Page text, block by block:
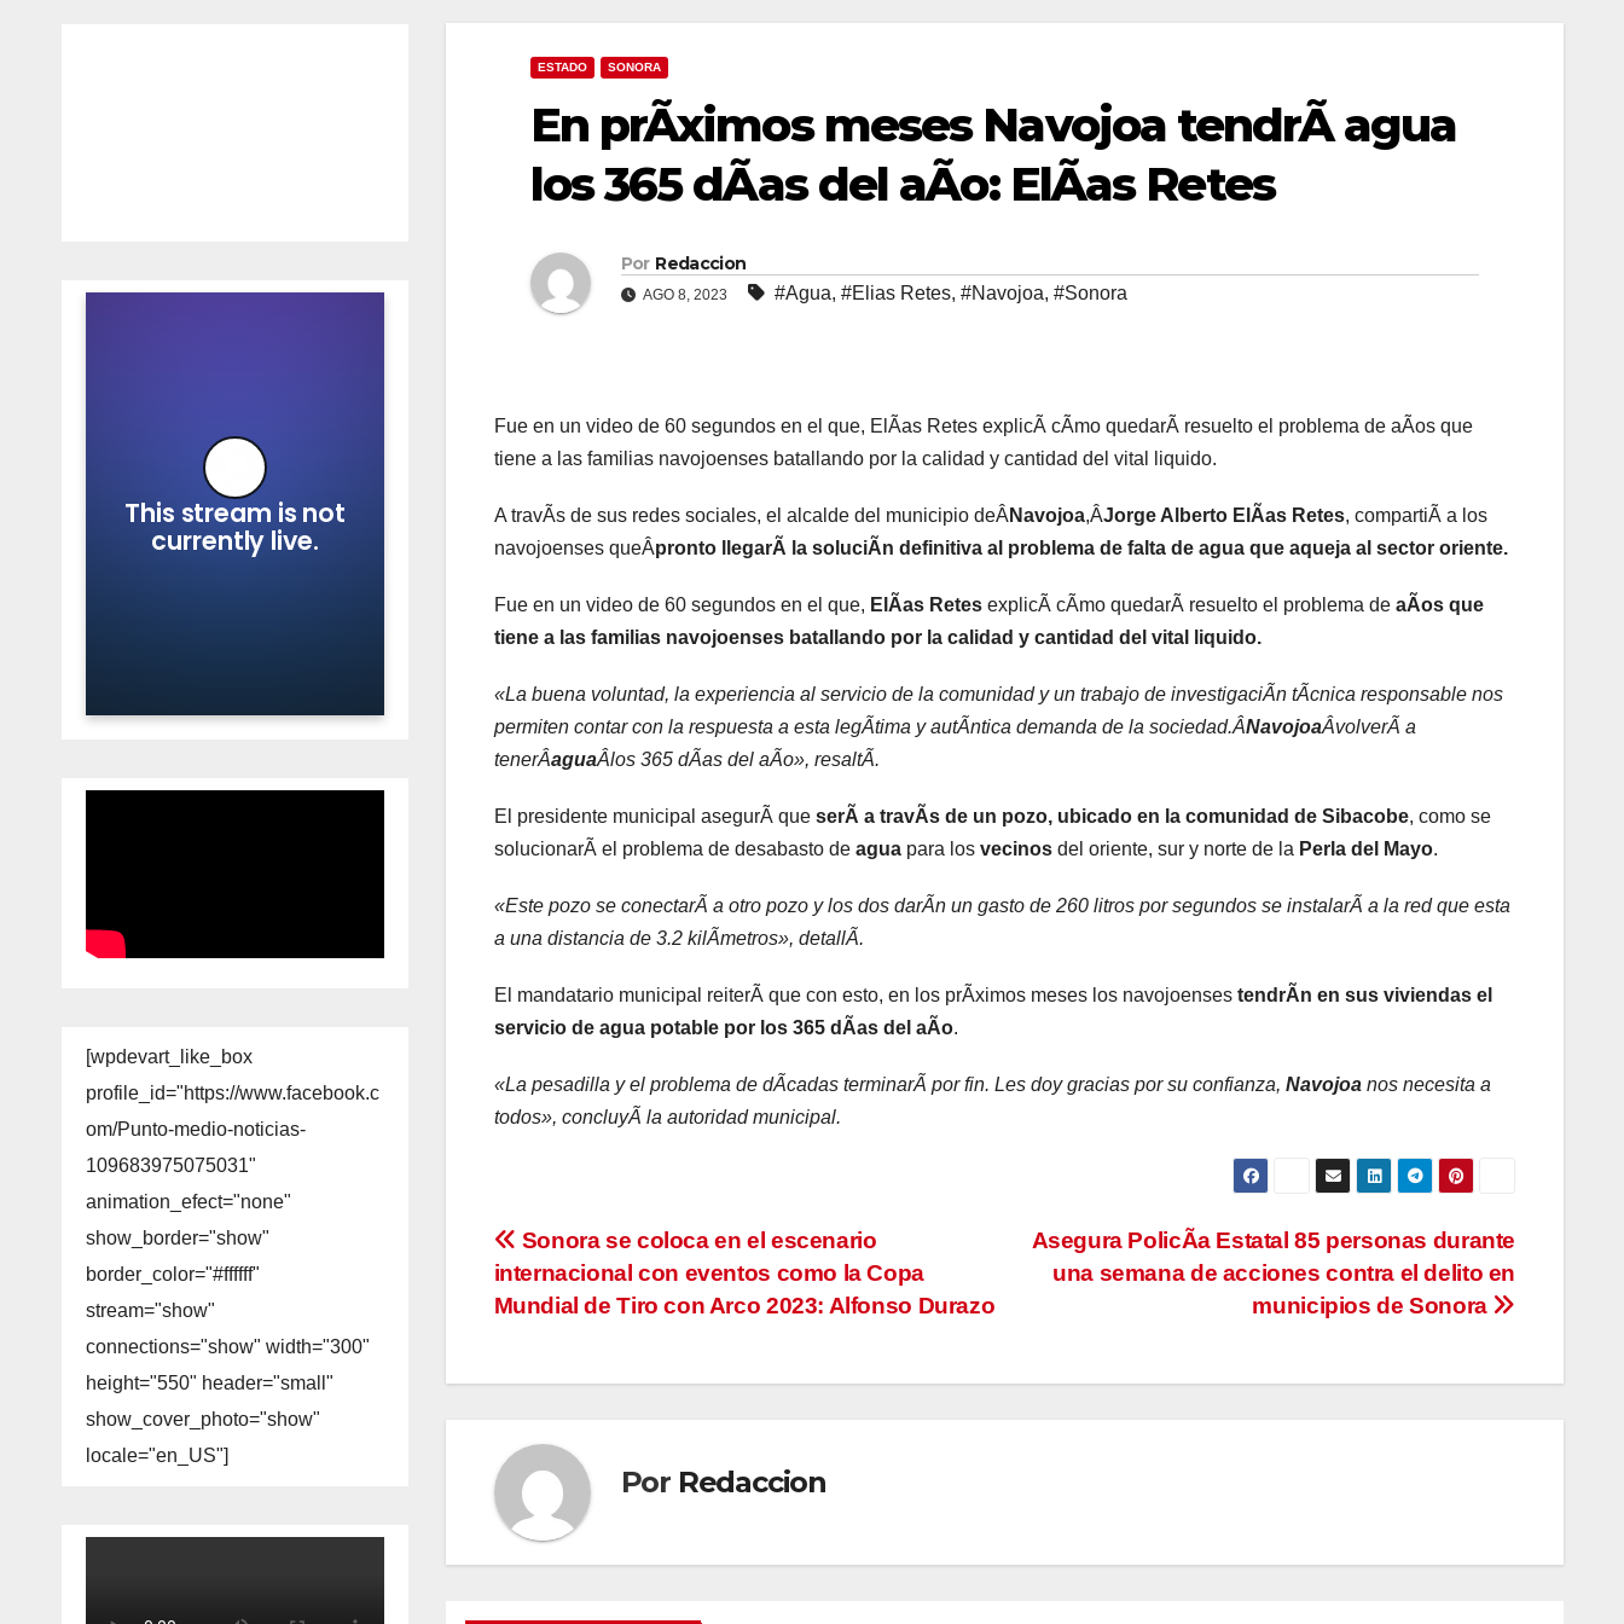
[wpdevart_like_box
profile_id="https://www.facebook.c
om/Punto-medio-noticias-
109683975075031"
animation_efect="none"
show_border="show"
border_color="#ffffff"
stream="show"
connections="show" width="300"
height="550" header="small"
show_cover_photo="show"
locale="en_US"]
ESTADO SONORA
En prÃximos meses Navojoa tendrÃ agua
los 365 dÃas del aÃo: ElÃas Retes
Por Redaccion
AGO 8, 2023 #Agua, #Elias Retes, #Navojoa, #Sonora
Fue en un video de 60 segundos en el que, ElÃas Retes explicÃ cÃmo quedarÃ resuelto el problema de aÃos que
tiene a las familias navojoenses batallando por la calidad y cantidad del vital liquido.
A travÃs de sus redes sociales, el alcalde del municipio deÂ Navojoa,ÂJorge Alberto ElÃas Retes, compartiÃ a los
navojoenses queÂpronto llegarÃ la soluciÃn definitiva al problema de falta de agua que aqueja al sector oriente.
Fue en un video de 60 segundos en el que, ElÃas Retes explicÃ cÃmo quedarÃ resuelto el problema de aÃos que
tiene a las familias navojoenses batallando por la calidad y cantidad del vital liquido.
«La buena voluntad, la experiencia al servicio de la comunidad y un trabajo de investigaciÃn tÃcnica responsable nos
permiten contar con la respuesta a esta legÃtima y autÃntica demanda de la sociedad.ÂNavojoaÂvolverÃ a
tenerÂaguaÂlos 365 dÃas del aÃo», resaltÃ.
El presidente municipal asegurÃ que serÃ a travÃs de un pozo, ubicado en la comunidad de Sibacobe, como se
solucionarÃ el problema de desabasto de aguapara los vecinosdel oriente, sur y norte de la Perla del Mayo.
«Este pozo se conectarÃ a otro pozo y los dos darÃn un gasto de 260 litros por segundos se instalarÃ a la red que esta
a una distancia de 3.2 kilÃmetros», detallÃ.
El mandatario municipal reiterÃ que con esto, en los prÃximos meses los navojoenses tendrÃn en sus viviendas el
servicio de agua potable por los 365 dÃas del aÃo.
«La pesadilla y el problema de dÃcadas terminarÃ por fin. Les doy gracias por su confianza, Navojoanos necesita a
todos», concluyÃ la autoridad municipal.
Navegación
de
Asegura PolicÃa Estatal 85 personas durante
una semana de acciones contra el delito en
municipios de Sonora
Sonora se coloca en el escenario
internacional con eventos como la Copa
Mundial de Tiro con Arco 2023: Alfonso Durazo
Por Redaccion